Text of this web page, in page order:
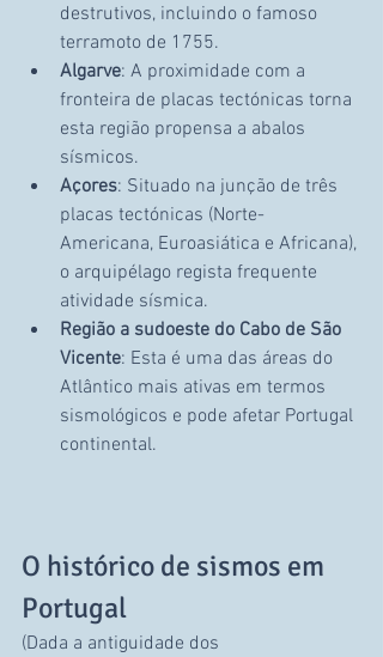
destrutivos, incluindo o famoso
terramoto de 1755.
Algarve: A proximidade com a
fronteira de placas tectónicas torna
esta região propensa a abalos
sísmicos.
Açores: Situado na junção de três
placas tectónicas (Norte-
Americana, Euroasiática e Africana),
o arquipélago regista frequente
atividade sísmica.
Região a sudoeste do Cabo de São
Vicente: Esta é uma das áreas do
Atlântico mais ativas em termos
sismológicos e pode afetar Portugal
continental.
O histórico de sismos em
Portugal
(Dada a antiguidade dos